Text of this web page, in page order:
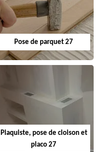
Pose de parquet 27
Plaquiste, pose de cloison et
placo 27